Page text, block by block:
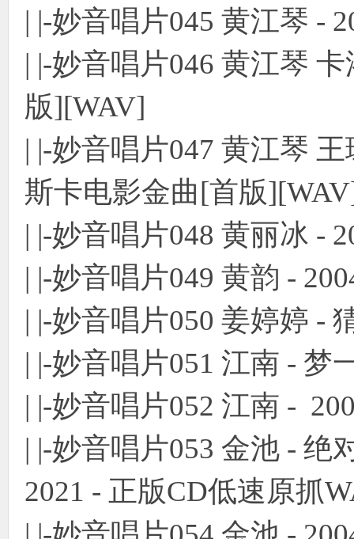
| |-妙音唱片045 黄江琴 -
| |-妙音唱片046 黄江琴
版][WAV]
| |-妙音唱片047 黄江琴
斯卡电影金曲[首版
| |-妙音唱片048 黄丽冰 -
| |-妙音唱片049 黄韵 -
| |-妙音唱片050 姜婷婷 -
| |-妙音唱片051 江南 - 梦
| |-妙音唱片052 江南 -
| |-妙音唱片053 金池 - 绝
2021 - 正版CD低速原抓